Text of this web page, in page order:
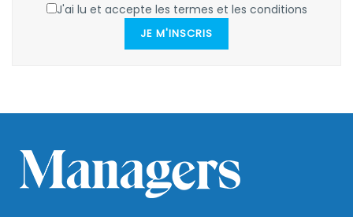
J'ai lu et accepte les termes et les conditions
JE M'INSCRIS